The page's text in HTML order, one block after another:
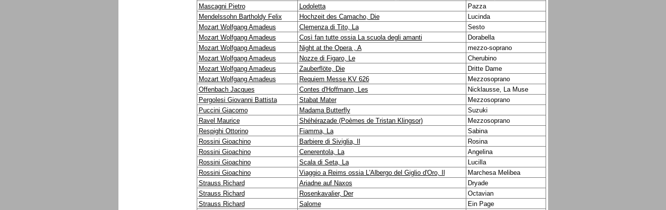
Mascagni Pietro
Lodoletta
Pazza
Mendelssohn Bartholdy Felix
Hochzeit des Camacho, Die
Lucinda
Mozart Wolfgang Amadeus
Clemenza di Tito, La
Sesto
Mozart Wolfgang Amadeus
Così fan tutte ossia La scuola degli amanti
Dorabella
Mozart Wolfgang Amadeus
Night at the Opera , A
mezzo-soprano
Mozart Wolfgang Amadeus
Nozze di Figaro, Le
Cherubino
Mozart Wolfgang Amadeus
Zauberflöte, Die
Dritte Dame
Mozart Wolfgang Amadeus
Requiem Messe KV 626
Mezzosoprano
Offenbach Jacques
Contes d'Hoffmann, Les
Nicklausse, La Muse
Pergolesi Giovanni Battista
Stabat Mater
Mezzosoprano
Puccini Giacomo
Madama Butterfly
Suzuki
Ravel Maurice
Shéhérazade (Poèmes de Tristan Klingsor)
Mezzosoprano
Respighi Ottorino
Fiamma, La
Sabina
Rossini Gioachino
Barbiere di Siviglia, Il
Rosina
Rossini Gioachino
Cenerentola, La
Angelina
Rossini Gioachino
Scala di Seta, La
Lucilla
Rossini Gioachino
Viaggio a Reims ossia L'Albergo del Giglio d'Oro, Il
Marchesa Melibea
Strauss Richard
Ariadne auf Naxos
Dryade
Strauss Richard
Rosenkavalier, Der
Octavian
Strauss Richard
Salome
Ein Page